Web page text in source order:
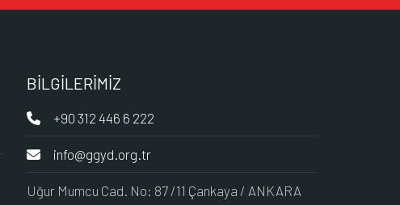
BİLGİLERİMİZ
+90 312 446 6 222
info@ggyd.org.tr
Uğur Mumcu Cad. No: 87 /11 Çankaya / ANKARA